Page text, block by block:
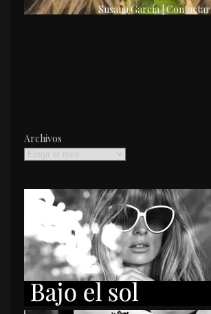
Susana García | Contactar
Archivos